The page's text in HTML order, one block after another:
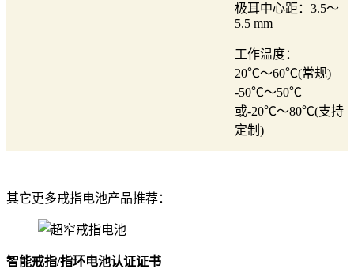
极耳中心距：3.5～
5.5 mm
工作温度：
20℃～60℃(常规)
-50℃～50℃
或-20℃～80℃(支持
定制)
其它更多戒指电池产品推荐：
智能戒指/指环电池认证证书